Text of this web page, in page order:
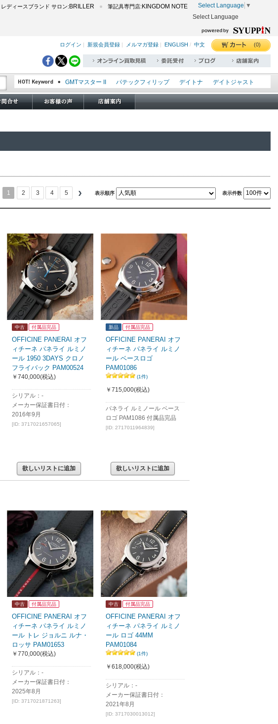
レディースブランド サロン: BRILLER 筆記具専門店: KINGDOM NOTE Select Language ▼
Select Language
ログイン 新規会員登録 メルマガ登録 ENGLISH / 中文 (0)
GMTマスター II パテックフィリップ デイトナ
デイトジャスト
エクスプローラー I
オイスターパーペチュアル
シードゥエラー
1 2 3 4 5 表示順序 表示件数
中古 付属品完品
OFFICINE PANERAI オフ
ィチーネ パネライ ルミノ
ール 1950 3DAYS クロノ
フライバック PAM00524
￥740,000(税込)
シリアル：-
メーカー保証書日付：
2016年9月
[ID: 3717021657065]
欲しいリストに追加
新品 付属品完品
OFFICINE PANERAI オフ
ィチーネ パネライ ルミノ
ール ベースロゴ
PAM01086
(1件)
￥715,000(税込)
パネライ ルミノール ベース
ロゴ PAM1086 付属品完品
[ID: 2717011964839]
欲しいリストに追加
中古 付属品完品
OFFICINE PANERAI オフ
ィチーネ パネライ ルミノ
ール トレ ジョルニ ルナ・
ロッサ PAM01653
￥770,000(税込)
シリアル：-
メーカー保証書日付：
2025年8月
[ID: 3717021871263]
中古 付属品完品
OFFICINE PANERAI オフ
ィチーネ パネライ ルミノ
ール ロゴ 44MM
PAM01084
(1件)
￥618,000(税込)
シリアル：-
メーカー保証書日付：
2021年8月
[ID: 3717030013012]